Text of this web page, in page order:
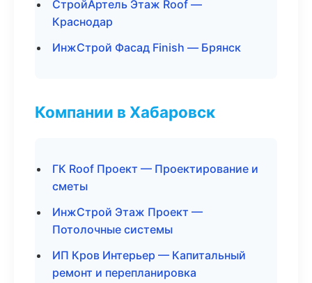
СтройАртель Этаж Roof —
Краснодар
ИнжСтрой Фасад Finish — Брянск
Компании в Хабаровск
ГК Roof Проект — Проектирование и
сметы
ИнжСтрой Этаж Проект —
Потолочные системы
ИП Кров Интерьер — Капитальный
ремонт и перепланировка